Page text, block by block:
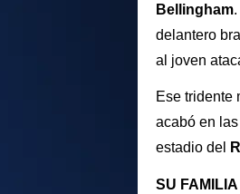
Bellingham
delantero
al joven
Ese tridente
acabó en
estadio del
SU